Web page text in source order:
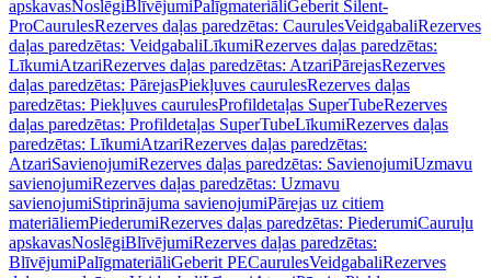
apskavasNoslēgiBlīvējumiPalīgmateriāliGeberit Silent-
ProCaurulesRezerves daļas paredzētas: CaurulesVeidgabaliRezerves
daļas paredzētas: VeidgabaliLīkumiRezerves daļas paredzētas:
LīkumiAtzariRezerves daļas paredzētas: AtzariPārejasRezerves
daļas paredzētas: PārejasPiekļuves caurulesRezerves daļas
paredzētas: Piekļuves caurulesProfildetaļas SuperTubeRezerves
daļas paredzētas: Profildetaļas SuperTubeLīkumiRezerves daļas
paredzētas: LīkumiAtzariRezerves daļas paredzētas:
AtzariSavienojumiRezerves daļas paredzētas: SavienojumiUzmavu
savienojumiRezerves daļas paredzētas: Uzmavu
savienojumiStiprinājuma savienojumiPārejas uz citiem
materiāliemPiederumiRezerves daļas paredzētas: PiederumiCauruļu
apskavasNoslēgiBlīvējumiRezerves daļas paredzētas:
BlīvējumiPalīgmateriāliGeberit PECaurulesVeidgabaliRezerves